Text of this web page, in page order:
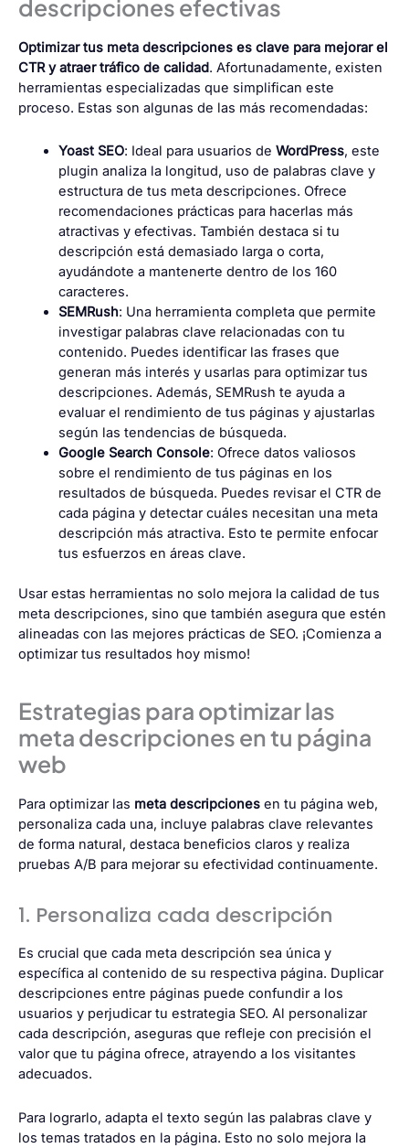
descripciones efectivas
Optimizar tus meta descripciones es clave para mejorar el
CTR y atraer tráfico de calidad. Afortunadamente, existen
herramientas especializadas que simplifican este
proceso. Estas son algunas de las más recomendadas:
Yoast SEO: Ideal para usuarios de WordPress, este
plugin analiza la longitud, uso de palabras clave y
estructura de tus meta descripciones. Ofrece
recomendaciones prácticas para hacerlas más
atractivas y efectivas. También destaca si tu
descripción está demasiado larga o corta,
ayudándote a mantenerte dentro de los 160
caracteres.
SEMRush: Una herramienta completa que permite
investigar palabras clave relacionadas con tu
contenido. Puedes identificar las frases que
generan más interés y usarlas para optimizar tus
descripciones. Además, SEMRush te ayuda a
evaluar el rendimiento de tus páginas y ajustarlas
según las tendencias de búsqueda.
Google Search Console: Ofrece datos valiosos
sobre el rendimiento de tus páginas en los
resultados de búsqueda. Puedes revisar el CTR de
cada página y detectar cuáles necesitan una meta
descripción más atractiva. Esto te permite enfocar
tus esfuerzos en áreas clave.
Usar estas herramientas no solo mejora la calidad de tus
meta descripciones, sino que también asegura que estén
alineadas con las mejores prácticas de SEO. ¡Comienza a
optimizar tus resultados hoy mismo!
Estrategias para optimizar las
meta descripciones en tu página
web
Para optimizar las meta descripciones en tu página web,
personaliza cada una, incluye palabras clave relevantes
de forma natural, destaca beneficios claros y realiza
pruebas A/B para mejorar su efectividad continuamente.
1. Personaliza cada descripción
Es crucial que cada meta descripción sea única y
específica al contenido de su respectiva página. Duplicar
descripciones entre páginas puede confundir a los
usuarios y perjudicar tu estrategia SEO. Al personalizar
cada descripción, aseguras que refleje con precisión el
valor que tu página ofrece, atrayendo a los visitantes
adecuados.
Para lograrlo, adapta el texto según las palabras clave y
los temas tratados en la página. Esto no solo mejora la